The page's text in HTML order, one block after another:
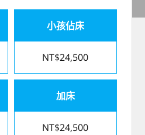
小孩佔床
NT$24,500
加床
NT$24,500